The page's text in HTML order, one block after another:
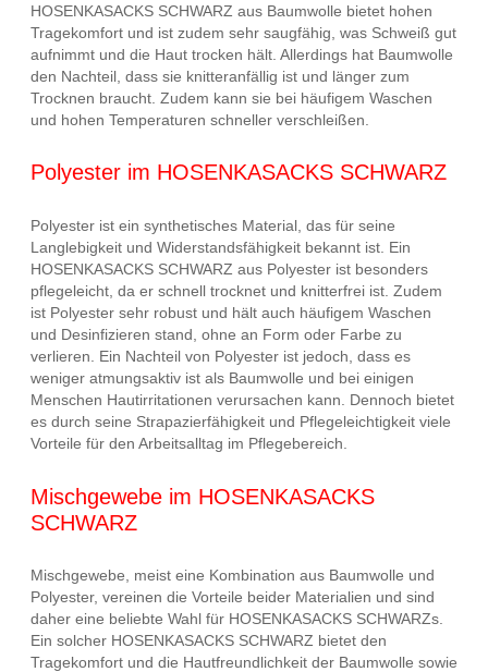
HOSENKASACKS SCHWARZ aus Baumwolle bietet hohen
Tragekomfort und ist zudem sehr saugfähig, was Schweiß gut
aufnimmt und die Haut trocken hält. Allerdings hat Baumwolle
den Nachteil, dass sie knitteranfällig ist und länger zum
Trocknen braucht. Zudem kann sie bei häufigem Waschen
und hohen Temperaturen schneller verschleißen.
Polyester im HOSENKASACKS SCHWARZ
Polyester ist ein synthetisches Material, das für seine
Langlebigkeit und Widerstandsfähigkeit bekannt ist. Ein
HOSENKASACKS SCHWARZ aus Polyester ist besonders
pflegeleicht, da er schnell trocknet und knitterfrei ist. Zudem
ist Polyester sehr robust und hält auch häufigem Waschen
und Desinfizieren stand, ohne an Form oder Farbe zu
verlieren. Ein Nachteil von Polyester ist jedoch, dass es
weniger atmungsaktiv ist als Baumwolle und bei einigen
Menschen Hautirritationen verursachen kann. Dennoch bietet
es durch seine Strapazierfähigkeit und Pflegeleichtigkeit viele
Vorteile für den Arbeitsalltag im Pflegebereich.
Mischgewebe im HOSENKASACKS
SCHWARZ
Mischgewebe, meist eine Kombination aus Baumwolle und
Polyester, vereinen die Vorteile beider Materialien und sind
daher eine beliebte Wahl für HOSENKASACKS SCHWARZs.
Ein solcher HOSENKASACKS SCHWARZ bietet den
Tragekomfort und die Hautfreundlichkeit der Baumwolle sowie